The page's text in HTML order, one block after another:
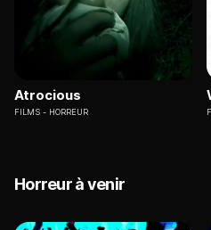
Atrocious
FILMS HORREUR
Horreur à venir